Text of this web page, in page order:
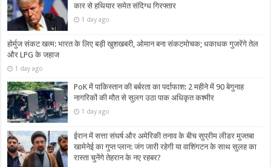
कार से हथियार समेत संदिग्ध गिरफ्तार
1 day ago
होर्मुज संकट खत्म: भारत के लिए बड़ी खुशखबरी, ओमान बना संकटमोचक; धकाधक गुजरेंगे तेल
और LPG के जहाज
1 day ago
PoK में पाकिस्तान की बर्बरता का पर्दाफाश: 2 महीने में 90 बेगुनाह
नागरिकों की मौत से सुलग उठा पाक अधिकृत कश्मीर
1 day ago
ईरान में सत्ता संघर्ष और अमेरिकी तनाव के बीच सुप्रीम लीडर मुज्तबा
खामेनेई का गुप्त प्लान: जंग जारी रहेगी या वाशिंगटन के साथ सुलह का
रास्ता चुनेंगे तेहरान के नए रहबर?